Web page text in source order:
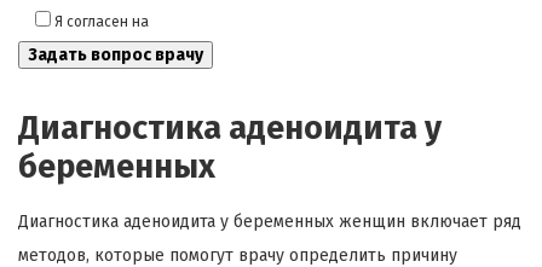
Я согласен на
Диагностика аденоидита у
беременных
Диагностика аденоидита у беременных женщин включает ряд
методов, которые помогут врачу определить причину